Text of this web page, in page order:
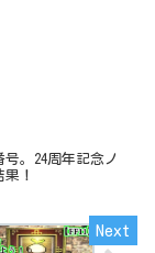
号。24周年記念ノ
！